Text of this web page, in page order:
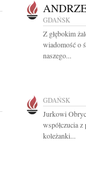
GDAŃSK
Z głębokim
wiadomość o
naszego...
GDAŃSK
Jurkowi
współczucia
koleżanki...